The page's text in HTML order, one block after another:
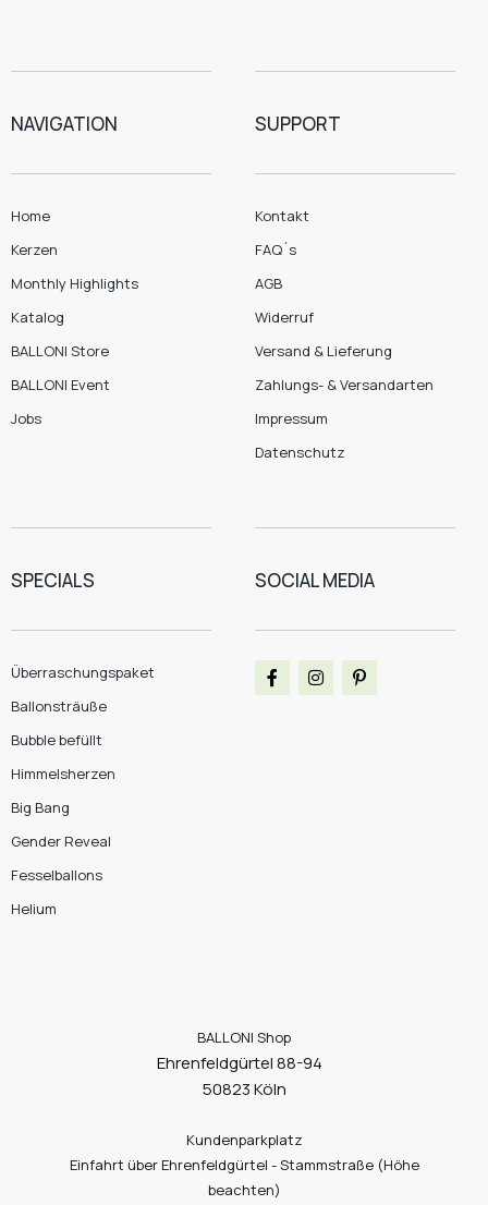
NAVIGATION
Home
Kerzen
Monthly Highlights
Katalog
BALLONI Store
BALLONI Event
Jobs
SUPPORT
Kontakt
FAQ´s
AGB
Widerruf
Versand & Lieferung
Zahlungs- & Versandarten
Impressum
Datenschutz
SPECIALS
Überraschungspaket
Ballonsträuße
Bubble befüllt
Himmelsherzen
Big Bang
Gender Reveal
Fesselballons
Helium
SOCIAL MEDIA
BALLONI Shop
Ehrenfeldgürtel 88-94
50823 Köln
Kundenparkplatz
Einfahrt über Ehrenfeldgürtel - Stammstraße (Höhe
beachten)